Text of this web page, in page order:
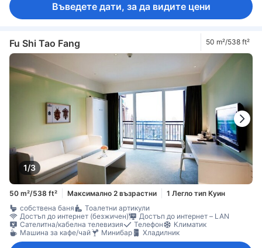
Въведете дати, за да видите цени
Fu Shi Tao Fang 50 m²/538 ft²
1/3
50 m²/538 ft² Максимално 2 възрастни
1 Легло тип Куин
собствена баня
Тоалетни артикули
Достъп до интернет (безжичен)
Достъп до интернет – LAN
Сателитна/кабелна телевизия
Телефон
Климатик
Машина за кафе/чай
Минибар Хладилник